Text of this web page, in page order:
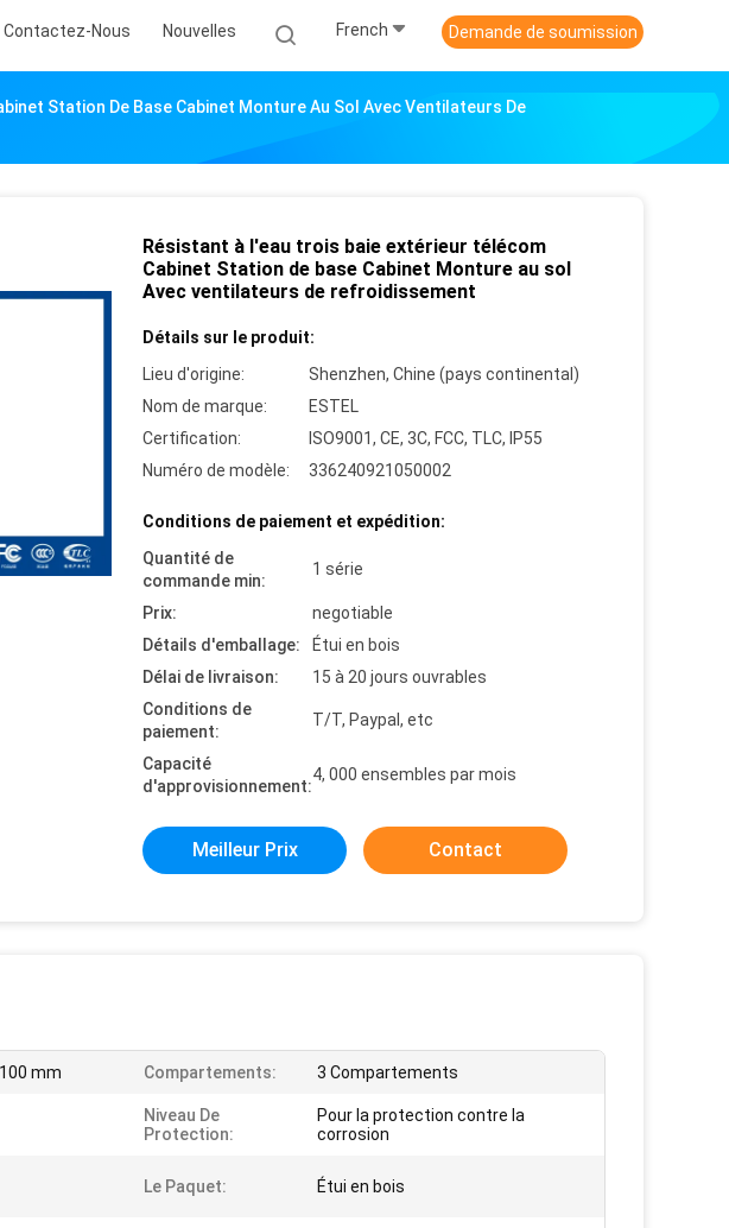
Contactez-Nous Nouvelles French Demande de soumission
Station De Base Cabinet Monture Au Sol Avec Ventilateurs De
Résistant à l'eau trois baie extérieur télécom
Cabinet Station de base Cabinet Monture au sol
Avec ventilateurs de refroidissement
Détails sur le produit:
Lieu d'origine:
Shenzhen, Chine (pays continental)
Nom de marque:
ESTEL
Certification:
ISO9001, CE, 3C, FCC, TLC, IP55
Numéro de modèle:
336240921050002
Conditions de paiement et expédition:
Quantité de
commande min:
1 série
Prix:
negotiable
Détails d'emballage:
Étui en bois
Délai de livraison:
15 à 20 jours ouvrables
Conditions de
paiement:
T/T, Paypal, etc
Capacité
d'approvisionnement:
4, 000 ensembles par mois
Meilleur Prix Contact
mm Compartements: 3 Compartements
Niveau De
Protection:
Pour la protection contre la
corrosion
Le Paquet: Étui en bois